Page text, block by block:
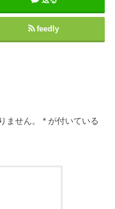
feedly
ません。 * が付いている